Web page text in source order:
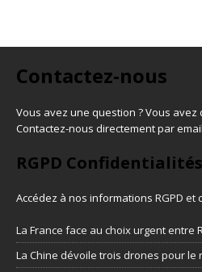
Contactez-nous
Vous avez une question ? Vous
Contactez-nous directement par
RGPD Confidentialités
Accédez à nos informations RGPD et
La France face au choix urgent entre
La Chine dévoile trois drones pour